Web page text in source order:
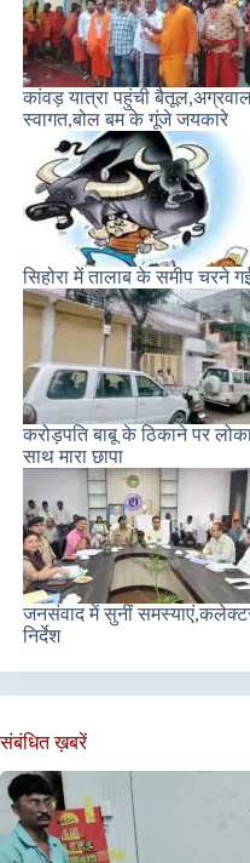
कांवड़ यात्रा पहुंची
स्वागत,बोल बम के गूंजे जयकारे
सिहोरा में तालाब के समीप चरने
करोड़पति बाबू के ठिकाने पर
साथ मारा छापा
जनसंवाद में सुनीं
निर्देश
संबंधित ख़बरें